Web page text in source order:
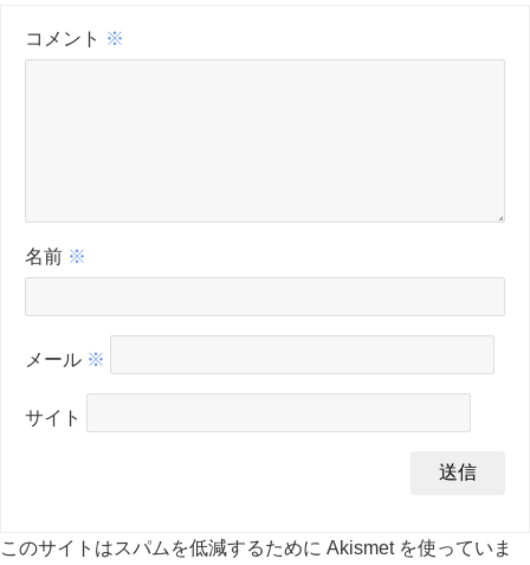
コメント ※
名前 ※
メール ※
サイト
このサイトはスパムを低減するために Akismet を使っていま